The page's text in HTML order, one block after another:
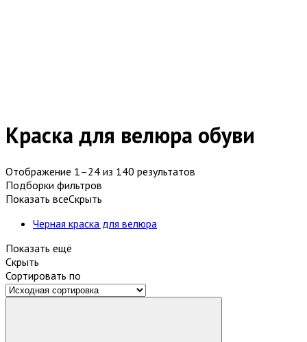
Краска для велюра обуви
Отображение 1–24 из 140 результатов
Подборки фильтров
Показать всеСкрыть
Черная краска для велюра
Показать ещё
Скрыть
Сортировать по